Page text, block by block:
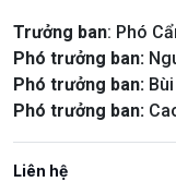
Trưởng ban: Phó
Phó trưởng ban:
Phó trưởng ban:
Phó trưởng ban:
Liên hệ